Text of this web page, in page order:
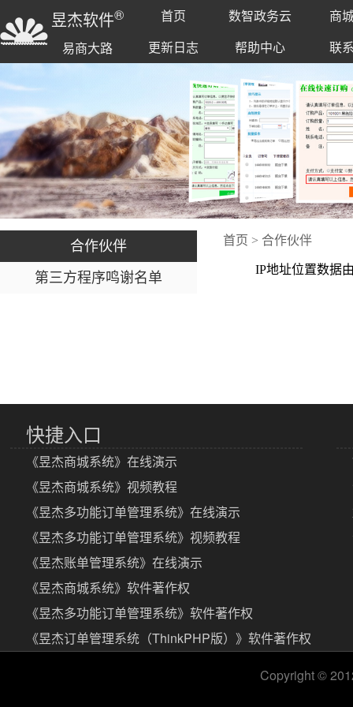
昱杰软件®
易商大路
首页 数智政务云
商
更新日志
帮助中心 联
合作伙伴
第三方程序鸣谢名单
首页 > 合作伙伴
IP地址位置数据
快捷入口
《昱杰商城系统》在线演示
《昱杰商城系统》视频教程
《昱杰多功能订单管理系统》在线演示
《昱杰多功能订单管理系统》视频教程
《昱杰账单管理系统》在线演示
《昱杰商城系统》软件著作权
《昱杰多功能订单管理系统》软件著作权
《昱杰订单管理系统（ThinkPHP版）》软件著作权
Copyright ©